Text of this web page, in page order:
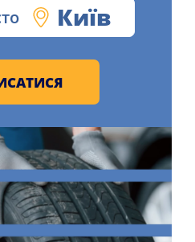
Київ